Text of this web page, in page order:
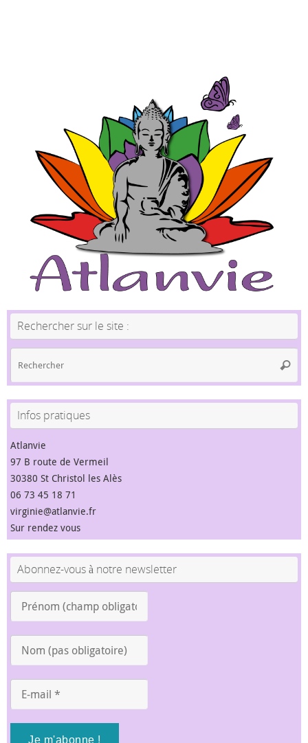
Rechercher sur le site :
:
Infos pratiques
Atlanvie
97 B route de Vermeil
30380 St Christol les Alès
06 73 45 18 71
virginie@atlanvie.fr
Sur rendez vous
Abonnez-vous à notre newsletter
(champ
(pas
mail